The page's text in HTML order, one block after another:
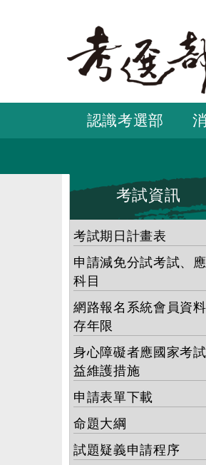
要
容
認識考選部
考試資訊
考試期日計畫表
申請減免分試考試、
科目
網路報名系統會員資
存年限
身心障礙者應國家考
益維護措施
申請表單下載
命題大綱
試題疑義申請程序